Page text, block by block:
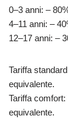
0–3 anni: –
4–11 anni: –
12–17 anni: –
Tariffa
equivalente.
Tariffa
equivalente.